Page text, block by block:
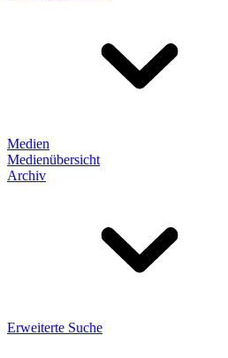
Medien
Medienübersicht
Archiv
Erweiterte Suche